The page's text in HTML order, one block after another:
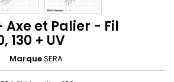
Axe et Palier - Fil
130 + UV
MarqueSERA